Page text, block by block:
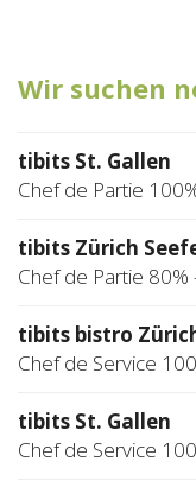
Login
Wir suchen
tibits St. Gallen
Chef de Partie
tibits Zürich
Chef de Partie 80%
tibits bistro
Chef de Service
tibits St. Gallen
Chef de Service